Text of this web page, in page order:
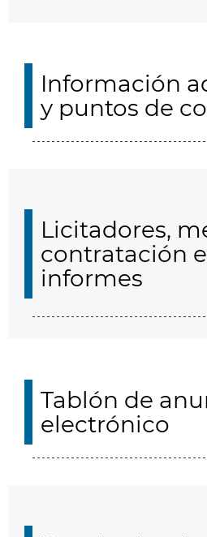
Información
y puntos de
Licitadores,
contratación e
informes
Tablón de
electrónico